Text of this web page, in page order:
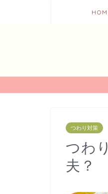
つわり対策
つわ
夫？